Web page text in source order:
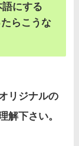
にする
らこうな
リジナルの
解下さい。